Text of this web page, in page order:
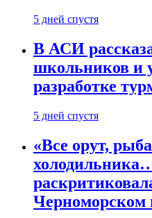
5 дней спустя
В АСИ
школьников и
разработке
5 дней спустя
«Все орут,
Черноморском